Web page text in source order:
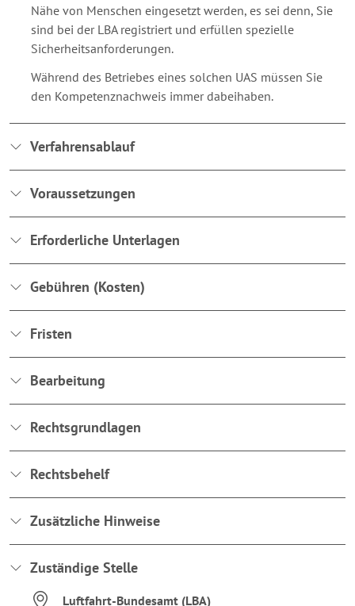
Nähe von Menschen eingesetzt werden, es sei denn, Sie
sind bei der LBA registriert und erfüllen spezielle
Sicherheitsanforderungen.
Während des Betriebes eines solchen UAS müssen Sie
den Kompetenznachweis immer dabeihaben.
Verfahrensablauf
Voraussetzungen
Erforderliche Unterlagen
Gebühren (Kosten)
Fristen
Bearbeitung
Rechtsgrundlagen
Rechtsbehelf
Zusätzliche Hinweise
Zuständige Stelle
Luftfahrt-Bundesamt (LBA)